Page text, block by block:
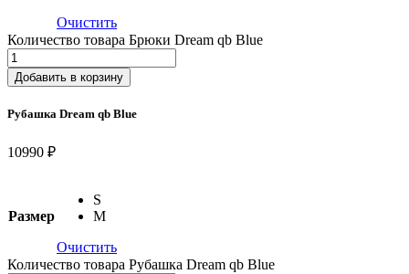
Очистить
Количество товара Брюки Dream qb Blue
Добавить в корзину
Рубашка Dream qb Blue
10990 ₽
Размер
S
M
Очистить
Количество товара Рубашка Dream qb Blue